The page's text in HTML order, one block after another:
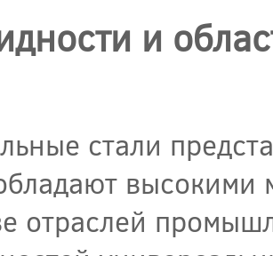
и
стали
высокими
отраслей